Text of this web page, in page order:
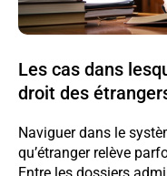
Les cas dans
droit des
Naviguer dans le
qu’étranger relève